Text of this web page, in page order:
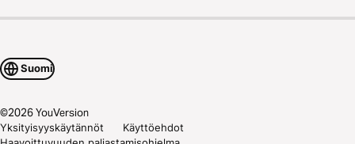
Suomi
©2026YouVersion
Yksityisyyskäytännöt
Käyttöehdot